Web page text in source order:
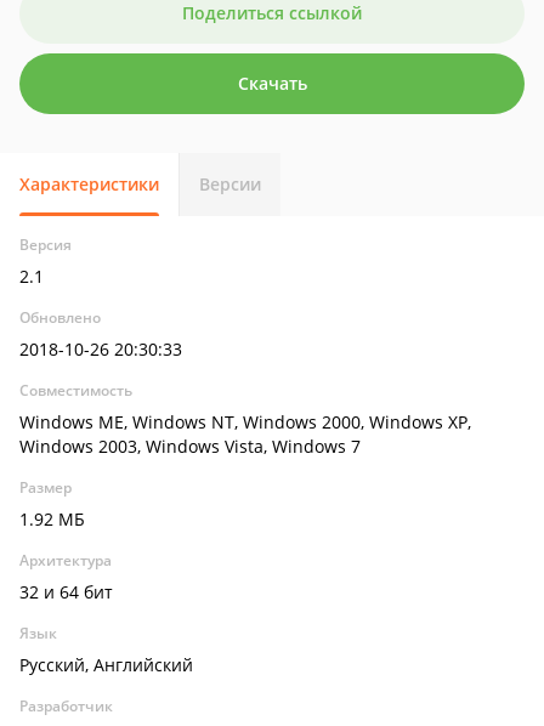
Поделиться ссылкой
Скачать
Характеристики Версии
Версия
2.1
Обновлено
2018-10-26 20:30:33
Совместимость
Windows ME, Windows NT, Windows 2000, Windows XP,
Windows 2003, Windows Vista, Windows 7
Размер
1.92 МБ
Архитектура
32 и 64 бит
Язык
Русский, Английский
Разработчик